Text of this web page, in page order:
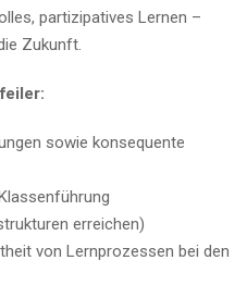
partizipatives Lernen –
Zukunft.
sowie konsequente
erreichen)
von Lernprozessen bei den